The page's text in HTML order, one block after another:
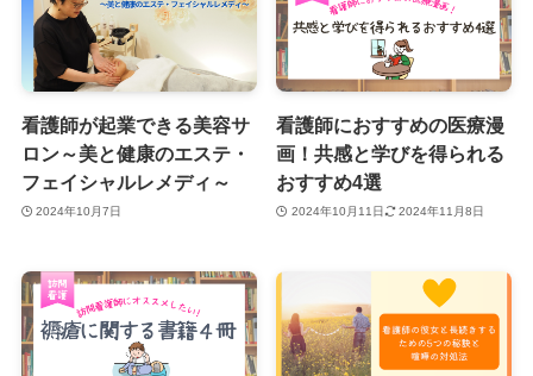
看護師が起業できる美容サ
ロン～美と健康のエステ・
フェイシャルレメディ～
2024年10月7日
看護師におすすめの医療漫
画！共感と学びを得られる
おすすめ4選
2024年10月11日 2024年11月8日